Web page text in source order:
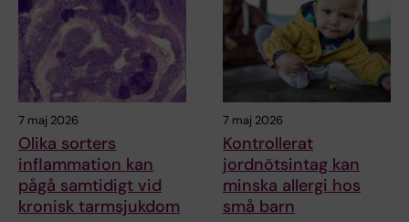
7 maj 2026
Olika sorters
inflammation kan
pågå samtidigt vid
kronisk tarmsjukdom
7 maj 2026
Kontrollerat
jordnötsintag kan
minska allergi hos
små barn